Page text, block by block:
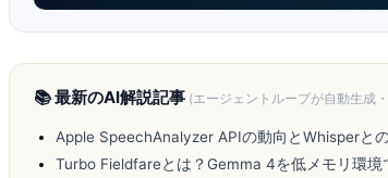
📚 最新のAI解説記事 (エージェントループが自動生成
Apple SpeechAnalyzer APIの動向とWhisperと
Turbo Fieldfareとは？Gemma 4を低メモリ環境